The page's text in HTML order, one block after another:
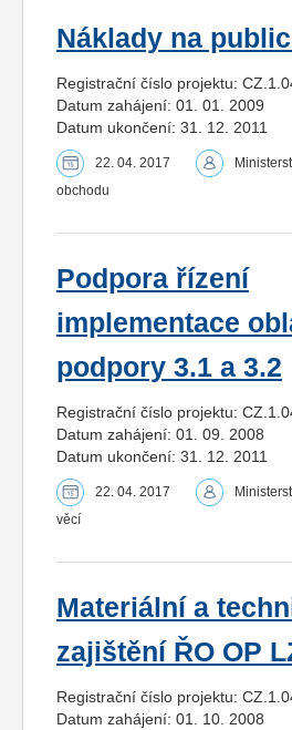
Náklady na
Registrační číslo projektu:
Datum zahájení: 01. 01. 2009
Datum ukončení: 31. 12. 2011
22. 04. 2017
obchodu
Podpora řízení
implementace
podpory 3.1 a 3.2
Registrační číslo projektu:
Datum zahájení: 01. 09. 2008
Datum ukončení: 31. 12. 2011
22. 04. 2017
věcí
Materiální a
zajištění ŘO OP
Registrační číslo projektu:
Datum zahájení: 01. 10. 2008